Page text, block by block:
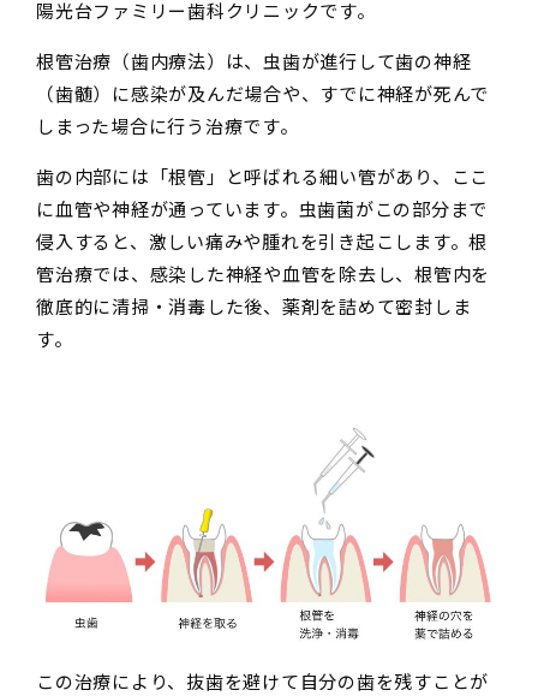
陽光台ファミリー歯科クリニックです。
根管治療（歯内療法）は、虫歯が進行して歯の神経
（歯髄）に感染が及んだ場合や、すでに神経が死んで
しまった場合に行う治療です。
歯の内部には「根管」と呼ばれる細い管があり、ここ
に血管や神経が通っています。虫歯菌がこの部分まで
侵入すると、激しい痛みや腫れを引き起こします。根
管治療では、感染した神経や血管を除去し、根管内を
徹底的に清掃・消毒した後、薬剤を詰めて密封しま
す。
この治療により、抜歯を避けて自分の歯を残すことが